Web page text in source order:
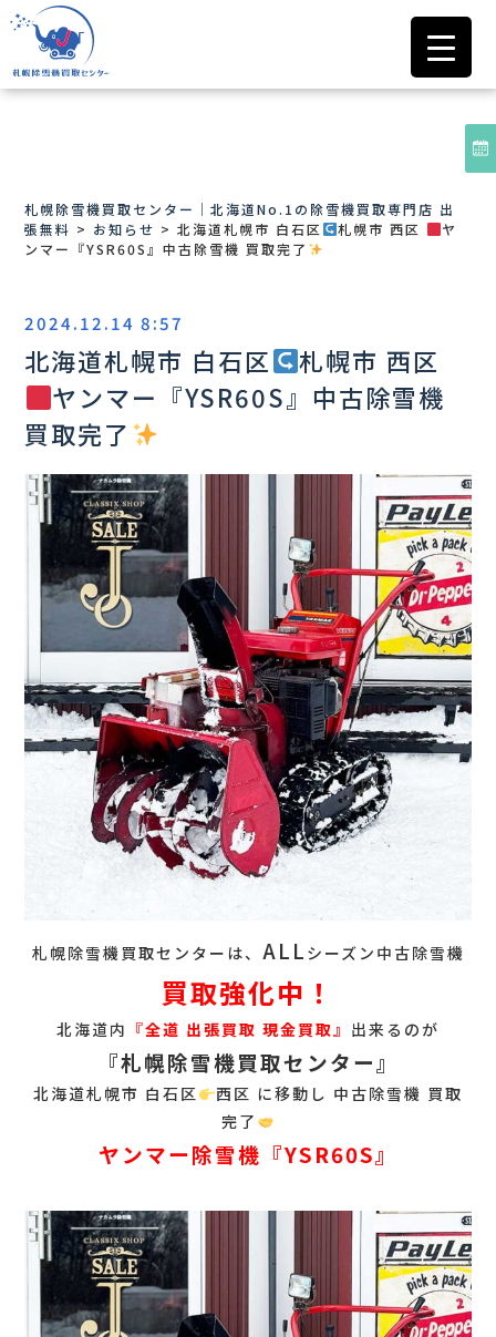
札幌除雪機買取センター｜北海道No.1の除雪機買取専門店 出
張無料 > お知らせ >北海道札幌市 白石区 札幌市 西区
ヤ
ンマー『YSR60S』中古除雪機 買取完了
2024.12.14 8:57
北海道札幌市 白石区
札幌市 西区
ヤンマー『YSR60S』中古除雪機
買取完了
札幌除雪機買取センターは、 ALL シーズン中古除雪機
買取強化中！
北海道内 『全道 出張買取 現金買取』 出来るのが
『札幌除雪機買取センター』
北海道札幌市 白石区
西区 に移動し 中古除雪機 買取
完了
ヤンマー除雪機『YSR60S』